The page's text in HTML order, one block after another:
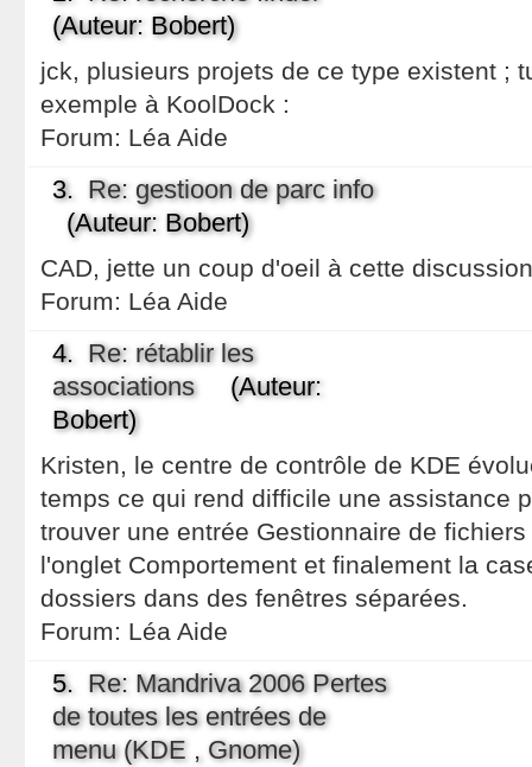
(Auteur: Bobert)
jck, plusieurs projets de ce type existent ;
exemple à KoolDock :
Forum: Léa Aide
3. Re: gestioon de parc info
(Auteur: Bobert)
CAD, jette un coup d'oeil à cette
Forum: Léa Aide
4. Re: rétablir les
associations(Auteur:
Bobert)
Kristen, le centre de contrôle de KDE
temps ce qui rend difficile une assistance
trouver une entrée Gestionnaire de
l'onglet Comportement et finalement la
dossiers dans des fenêtres séparées.
Forum: Léa Aide
5. Re: Mandriva 2006 Pertes
de toutes les entrées de
menu (KDE , Gnome)